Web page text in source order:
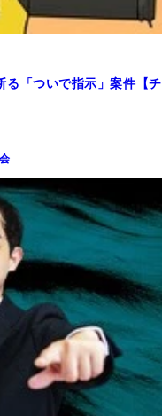
る「ついで指示」案件【チ